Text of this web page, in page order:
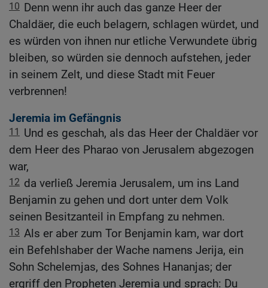
10 Denn wenn ihr auch das ganze Heer der
Chaldäer, die euch belagern, schlagen würdet, und
es würden von ihnen nur etliche Verwundete übrig
bleiben, so würden sie dennoch aufstehen, jeder
in seinem Zelt, und diese Stadt mit Feuer
verbrennen!
Jeremia im Gefängnis
11
Und es geschah, als das Heer der Chaldäer vor
dem Heer des Pharao von Jerusalem abgezogen
war,
12 da verließ Jeremia Jerusalem, um ins Land
Benjamin zu gehen und dort unter dem Volk
seinen Besitzanteil in Empfang zu nehmen.
13 Als er aber zum Tor Benjamin kam, war dort
ein Befehlshaber der Wache namens Jerija, ein
Sohn Schelemjas, des Sohnes Hananjas; der
ergriff den Propheten Jeremia und sprach: Du